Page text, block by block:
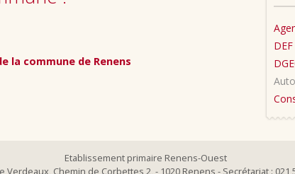
la commune de Renens
DEF
Etablissement primaire Renens-Ouest
Verdeaux, Chemin de Corbettes 2, - 1020 Renens - Secrétariat : 021